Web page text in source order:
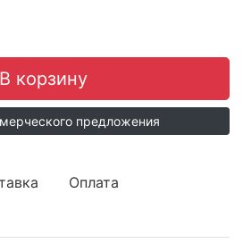
предложения
Оплата